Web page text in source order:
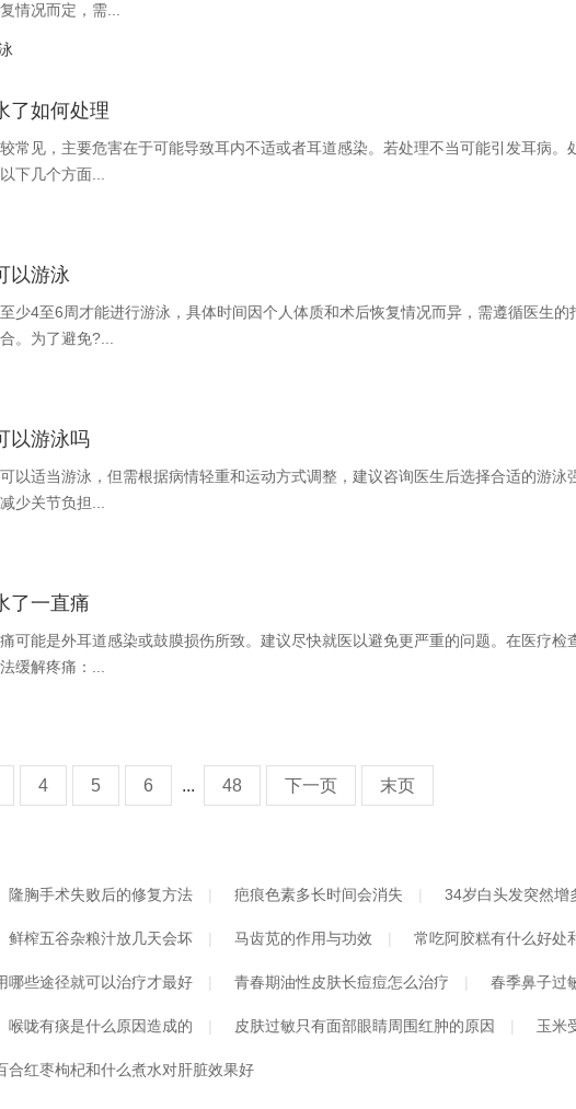
情况而定，需...
了如何处理
常见，主要危害在于可能导致耳内不适或者耳道感染。若处理不当可能引发耳病。
下几个方面...
以游泳
少4至6周才能进行游泳，具体时间因个人体质和术后恢复情况而异，需遵循医生的
。为了避免?...
以游泳吗
以适当游泳，但需根据病情轻重和运动方式调整，建议咨询医生后选择合适的游泳
少关节负担...
了一直痛
可能是外耳道感染或鼓膜损伤所致。建议尽快就医以避免更严重的问题。在医疗检
缓解疼痛：...
4 5 6 ... 48 下一页 末页
隆胸手术失败后的修复方法 疤痕色素多长时间会消失 34岁白头发突然增
鲜榨五谷杂粮汁放几天会坏 马齿苋的作用与功效 常吃阿胶糕有什么好处
哪些途径就可以治疗才最好 青春期油性皮肤长痘痘怎么治疗 春季鼻子过
喉咙有痰是什么原因造成的 皮肤过敏只有面部眼睛周围红肿的原因 玉米
合红枣枸杞和什么煮水对肝脏效果好